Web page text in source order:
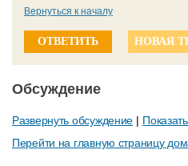
Вернуться к началу
ОТВЕТИТЬ НОВАЯ
Обсуждение
Развернуть обсуждение |
Перейти на главную страницу